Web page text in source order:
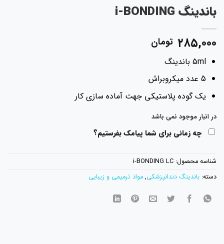
باندینگ i-BONDING
۲۸۵,۰۰۰ تومان
5ml باندینگ
5 عدد میکروبراش
یک گوده پلاستیکی جهت آماده سازی کار
در انبار موجود نمی باشد
چه زمانی برای شما پیامک بفرستیم؟
شناسه محصول: i-BONDING LC
دسته: باندینگ دندانپزشکی, مواد ترمیمی و زیبایی